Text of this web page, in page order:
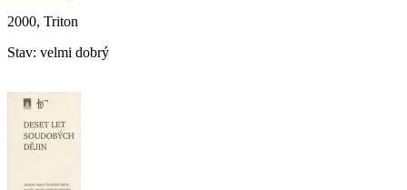
2000, Triton
Stav: velmi dobrý